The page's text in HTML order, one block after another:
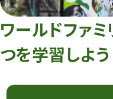
ワールドファ
つを学習しよう